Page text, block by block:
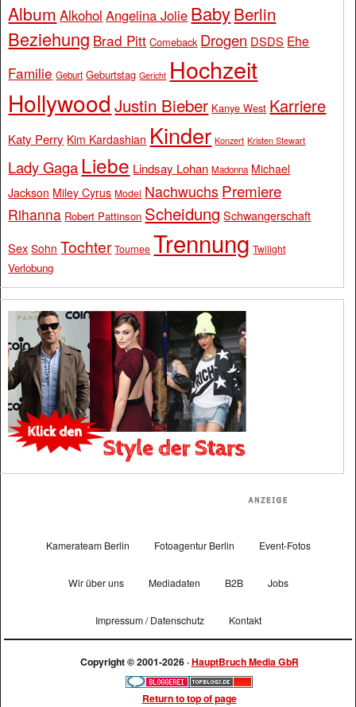
Album Alkohol Angelina Jolie BabyBerlin
Beziehung Brad Pitt Comeback Drogen DSDS Ehe
Familie Geburt Geburtstag Gericht Hochzeit
Hollywood Justin Bieber Kanye West Karriere
Katy Perry Kim Kardashian Kinder Konzert Kristen Stewart
Lady Gaga Liebe Lindsay Lohan Madonna Michael
Jackson Miley Cyrus Model Nachwuchs Premiere
Rihanna Robert Pattinson Scheidung Schwangerschaft
Sex Sohn Tochter Tournee Trennung Twilight
Verlobung
Kamerateam Berlin Fotoagentur Berlin Event-Fotos
Wir über uns Mediadaten B2B Jobs
Impressum / Datenschutz Kontakt
Copyright © 2001-2026 ·HauptBruch Media GbR
Return to top of page